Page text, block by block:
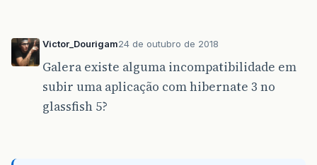
Victor_Dourigam24 de outubro de 2018
Galera existe alguma incompatibilidade em
subir uma aplicação com hibernate 3 no
glassfish 5?